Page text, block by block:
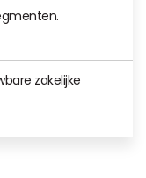
zakelijke